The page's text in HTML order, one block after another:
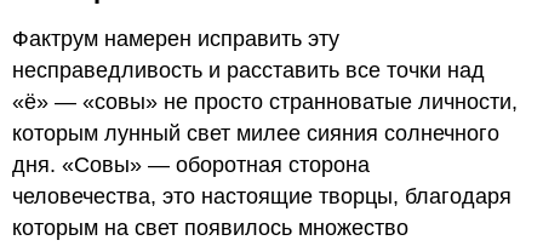
Фактрум намерен исправить эту
несправедливость и расставить все точки над
«ё» — «совы» не просто странноватые личности,
которым лунный свет милее сияния солнечного
дня. «Совы» — оборотная сторона
человечества, это настоящие творцы, благодаря
которым на свет появилось множество